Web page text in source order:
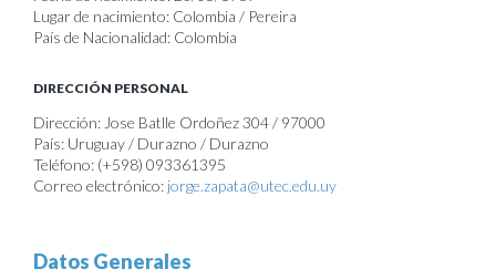
Lugar de nacimiento: Colombia / Pereira
País de Nacionalidad: Colombia
DIRECCIÓN PERSONAL
Dirección: Jose Batlle Ordoñez 304 / 97000
País: Uruguay / Durazno / Durazno
Teléfono: (+598) 093361395
Correo electrónico: jorge.zapata@utec.edu.uy
Datos Generales